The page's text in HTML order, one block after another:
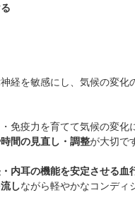
経を敏感にし、気候の変化
免疫力を育てて気候の変化
間の見直し・調整が大切で
内耳の機能を安定させる血
しながら軽やかなコンディ